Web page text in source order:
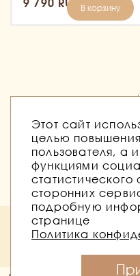
В корзину
Политика безопасности
Согласие на обработку
Этот сайт
целью
пользователя, а
функциями
сторонних
подробную
странице
Политика